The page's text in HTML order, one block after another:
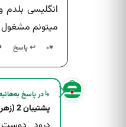
انگلیسی بلدم
میتونم
♥۰ ↩ پاسخ
↳در پاسخ به
پشتیبان 2 (زهرا فدایی)